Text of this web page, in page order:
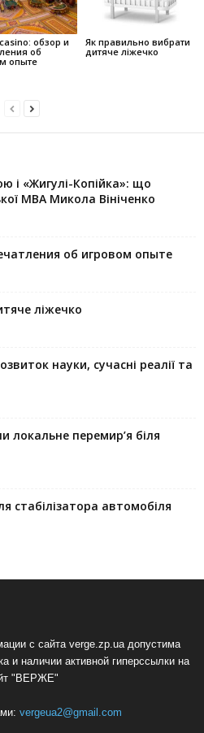
обзор и
об
опыте
Як правильно вибрати
дитяче ліжечко
і «Жигулі-Копійка»: що
МВА Микола Вініченко
об игровом опыте
ліжечко
науки, сучасні реалії та
локальне перемир’я біля
стабілізатора автомобіля
с сайта verge.zp.ua допустима
и наличии активной гиперссылки на
"ВЕРЖЕ"
vergeua2@gmail.com